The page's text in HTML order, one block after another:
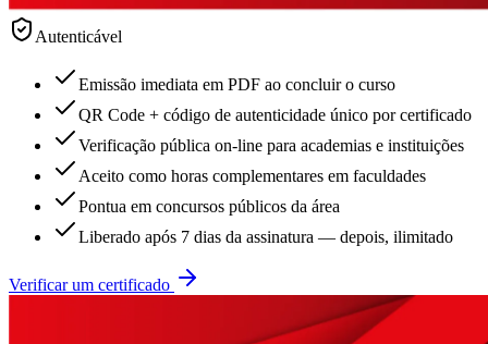
Autenticável
Emissão imediata em PDF ao concluir o curso
QR Code + código de autenticidade único por certificado
Verificação pública on-line para academias e instituições
Aceito como horas complementares em faculdades
Pontua em concursos públicos da área
Liberado após 7 dias da assinatura — depois, ilimitado
Verificar um certificado